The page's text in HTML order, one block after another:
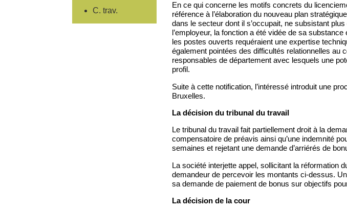
En ce qui concerne les motifs concrets du
référence à l’élaboration du nouveau plan
dans le secteur dont il s’occupait, ne subsistant
l’employeur, la fonction a été vidée de sa
les postes ouverts requéraient une expertise
également pointées des difficultés relationnelles au
responsables de département avec lesquels une
profil.
Suite à cette notification, l’intéressé introduit une
Bruxelles.
La décision du tribunal du travail
Le tribunal du travail fait partiellement droit à la
compensatoire de préavis ainsi qu’une indemnité
semaines et rejetant une demande d’arriérés de
La société interjette appel, sollicitant la réformation
demandeur de percevoir les montants ci-dessus.
sa demande de paiement de bonus sur objectifs
La décision de la cour
C. trav.